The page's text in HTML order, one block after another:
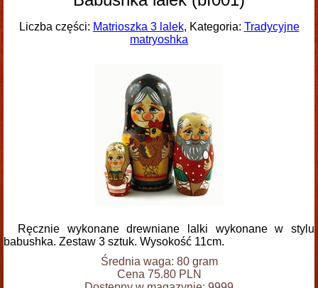
Liczba części: Matrioszka 3 lalek, Kategoria: Tradycyjne
matryoshka
Ręcznie wykonane drewniane lalki wykonane w stylu
babushka. Zestaw 3 sztuk. Wysokość 11cm.
Średnia waga: 80 gram
Cena 75.80 PLN